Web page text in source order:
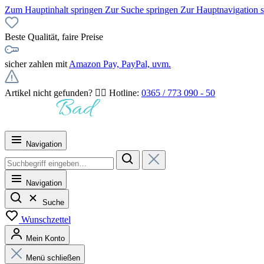
Zum Hauptinhalt springen Zur Suche springen Zur Hauptnavigation
Beste Qualität, faire Preise
sicher zahlen mit Amazon Pay, PayPal, uvm.
Artikel nicht gefunden? 👉🏻 Hotline: 0365 / 773 090 - 50
Navigation
Navigation
Suche
Wunschzettel
Mein Konto
Menü schließen